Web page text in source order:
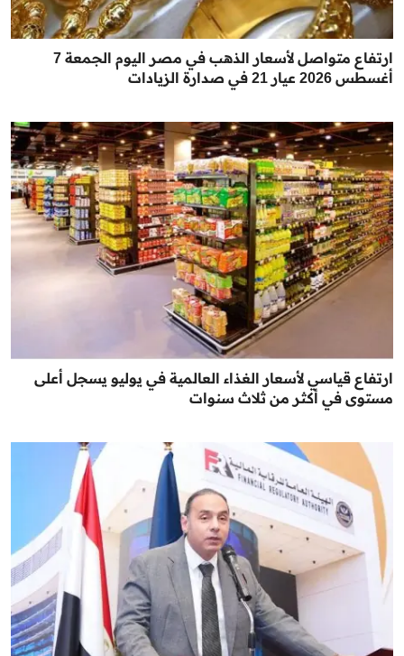
ارتفاع متواصل لأسعار الذهب في مصر اليوم الجمعة 7
أغسطس 2026 عيار 21 في صدارة الزيادات
ارتفاع قياسي لأسعار الغذاء العالمية في يوليو يسجل أعلى
مستوى في أكثر من ثلاث سنوات